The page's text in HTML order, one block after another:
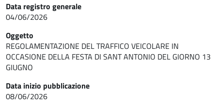
Data registro generale
04/06/2026
Oggetto
REGOLAMENTAZIONE DEL TRAFFICO VEICOLARE IN
OCCASIONE DELLA FESTA DI SANT ANTONIO DEL GIORNO 13
GIUGNO
Data inizio pubblicazione
08/06/2026